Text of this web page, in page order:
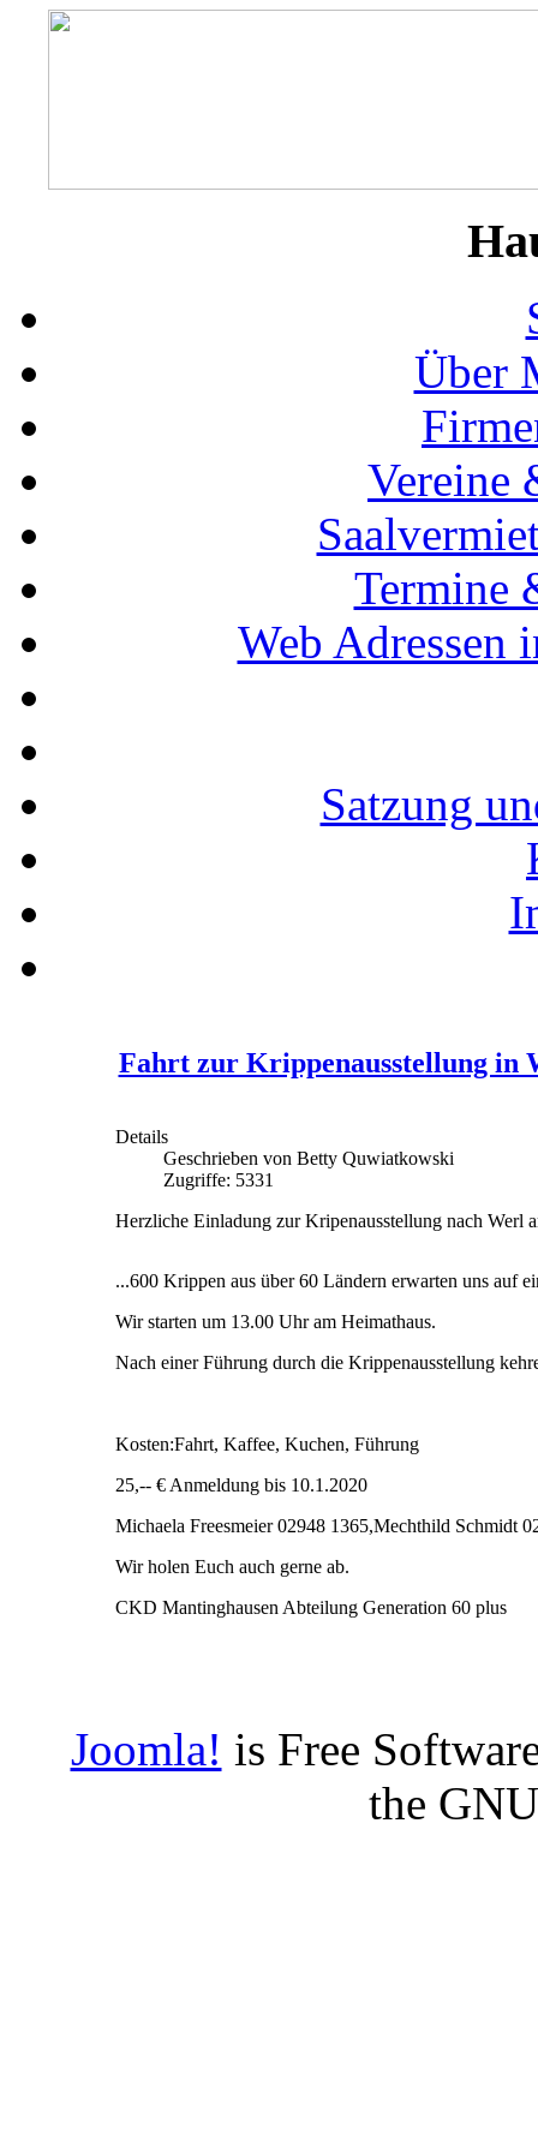
Über
Vereine
Termine
Web Adressen
Satzung
Fahrt zur Krippenausstellung in
Details
Geschrieben von Betty Quwiatkowski
Zugriffe: 5331
Herzliche Einladung zur Kripenausstellung nach Werl
...600 Krippen aus über 60 Ländern erwarten uns auf
Wir starten um 13.00 Uhr am Heimathaus.
Nach einer Führung durch die Krippenausstellung
Kosten:Fahrt, Kaffee, Kuchen, Führung
25,-- € Anmeldung bis 10.1.2020
Michaela Freesmeier 02948 1365,Mechthild Schmidt
Wir holen Euch auch gerne ab.
CKD Mantinghausen Abteilung Generation 60 plus
Joomla! is Free
the